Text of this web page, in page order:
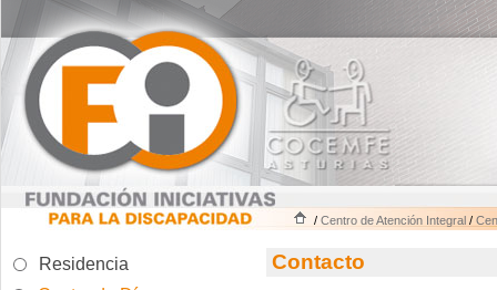
/ Centro de Atención Integral/
Residencia
Contacto